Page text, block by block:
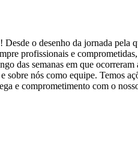
o desenho da jornada pela
profissionais e
das semanas em que
sobre nós como equipe. Temos
e comprometimento com o